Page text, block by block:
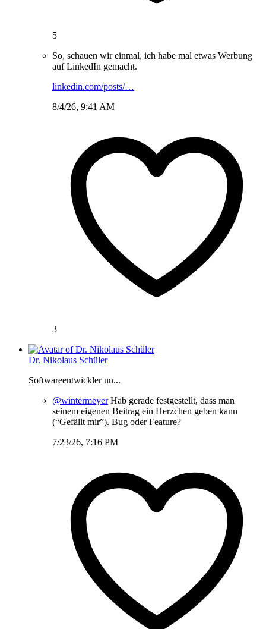
5
So, schauen wir einmal, ich habe mal etwas Werbung
auf LinkedIn gemacht.
linkedin.com/posts/…
8/4/26, 9:41 AM
3
Dr. Nikolaus Schüler
Softwareentwickler un...
@wintermeyerHab gerade festgestellt, dass man
seinem eigenen Beitrag ein Herzchen geben kann
(“Gefällt mir”). Bug oder Feature?
7/23/26, 7:16 PM